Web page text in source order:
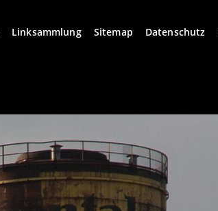
Linksammlung Sitemap Datenschutz